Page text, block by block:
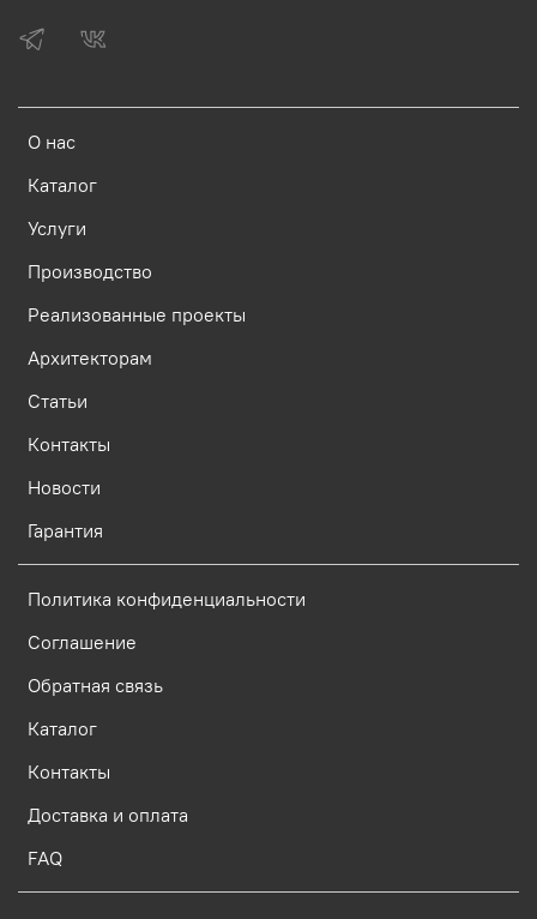
О нас
Каталог
Услуги
Производство
Реализованные проекты
Архитекторам
Статьи
Контакты
Новости
Гарантия
Политика конфиденциальности
Соглашение
Обратная связь
Каталог
Контакты
Доставка и оплата
FAQ